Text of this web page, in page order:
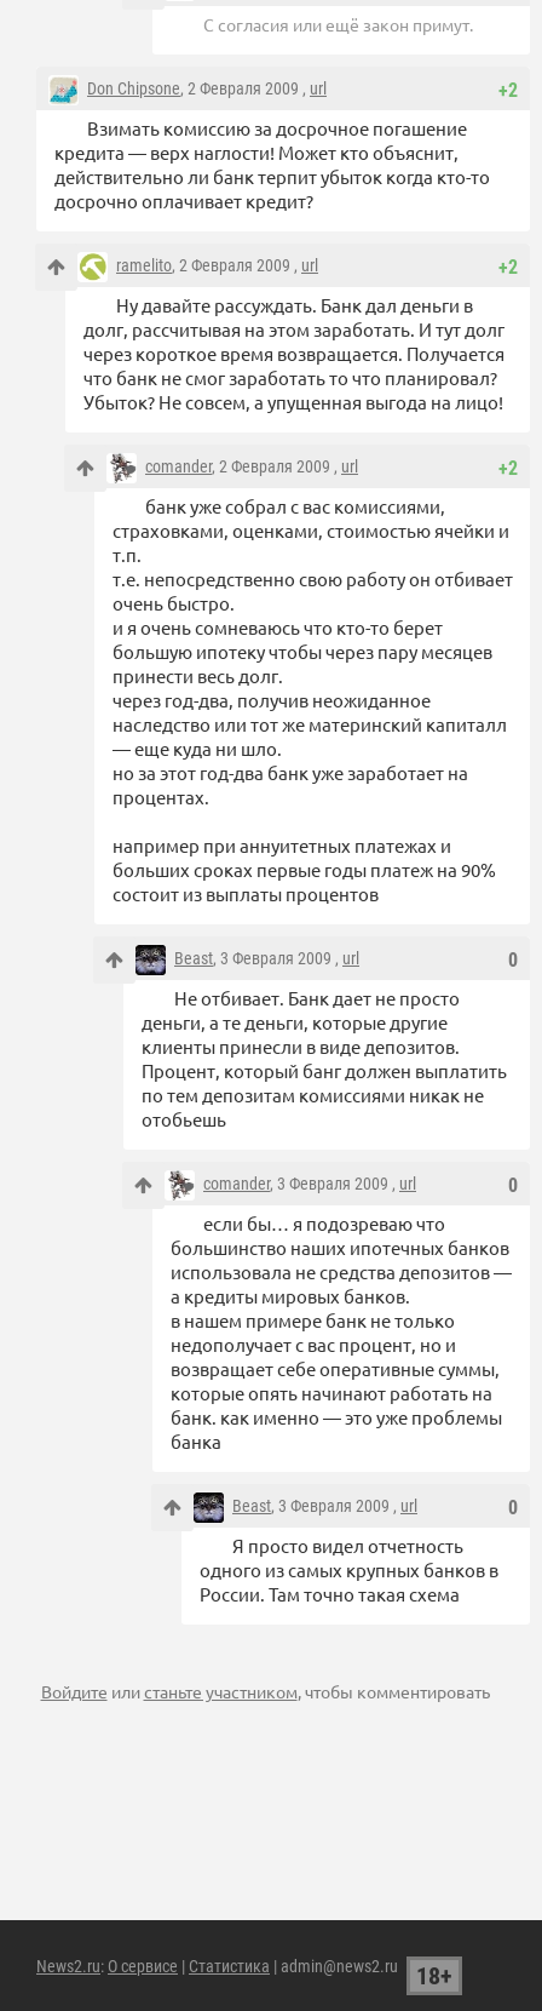
С согласия или ещё закон примут.
+2
Don Chipsone, 2 Февраля 2009 , url
Взимать комиссию за досрочное погашение
кредита — верх наглости! Может кто объяснит,
действительно ли банк терпит убыток когда кто-то
досрочно оплачивает кредит?
+2
ramelito, 2 Февраля 2009 , url
Ну давайте рассуждать. Банк дал деньги в
долг, рассчитывая на этом заработать. И тут долг
через короткое время возвращается. Получается
что банк не смог заработать то что планировал?
Убыток? Не совсем, а упущенная выгода на лицо!
+2
comander, 2 Февраля 2009 , url
банк уже собрал с вас комиссиями,
страховками, оценками, стоимостью ячейки и
т.п.
т.е. непосредственно свою работу он отбивает
очень быстро.
и я очень сомневаюсь что кто-то берет
большую ипотеку чтобы через пару месяцев
принести весь долг.
через год-два, получив неожиданное
наследство или тот же материнский капиталл
— еще куда ни шло.
но за этот год-два банк уже заработает на
процентах.
например при аннуитетных платежах и
больших сроках первые годы платеж на 90%
состоит из выплаты процентов
0
Beast, 3 Февраля 2009 , url
Не отбивает. Банк дает не просто
деньги, а те деньги, которые другие
клиенты принесли в виде депозитов.
Процент, который банг должен выплатить
по тем депозитам комиссиями никак не
отобьешь
0
comander, 3 Февраля 2009 , url
если бы… я подозреваю что
большинство наших ипотечных банков
использовала не средства депозитов —
а кредиты мировых банков.
в нашем примере банк не только
недополучает с вас процент, но и
возвращает себе оперативные суммы,
которые опять начинают работать на
банк. как именно — это уже проблемы
банка
0
Beast, 3 Февраля 2009 , url
Я просто видел отчетность
одного из самых крупных банков в
России. Там точно такая схема
Войдите илистаньте участником, чтобы комментировать
News2.ru: О сервисе | Статистика | admin@news2.ru 18+